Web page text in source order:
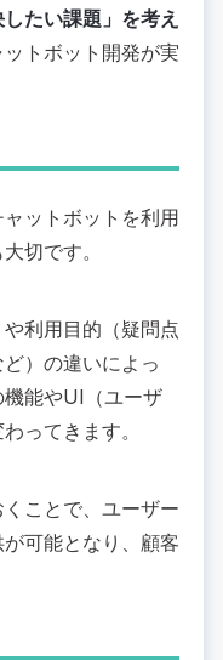
たい課題」を考え
トボット開発が実
ットボットを利用
切です。
利用目的（疑問点
）の違いによっ
能やUI（ユーザ
ってきます。
ことで、ユーザー
可能となり、顧客